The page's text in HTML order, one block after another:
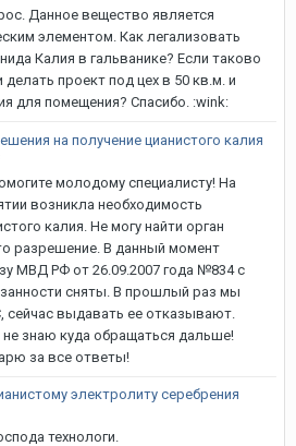
Данное вещество является
элементом. Как легализовать
Калия в гальванике? Если таково
проект под цех в 50 кв.м. и
для помещения? Спасибо. :wink:
на получение цианистого калия
молодому специалисту! На
возникла необходимость
калия. Не могу найти орган
разрешение. В данный момент
МВД РФ от 26.09.2007 года №834 с
сняты. В прошлый раз мы
сейчас выдавать ее отказывают.
не знаю куда обращаться дальше!
за все ответы!
электролиту серебрения
технологи.